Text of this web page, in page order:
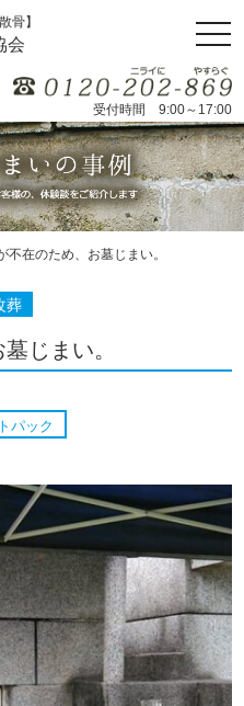
骨】
会
受付時間 9:00～17:00
不在のため、お墓じまい。
葬
じまい。
パック